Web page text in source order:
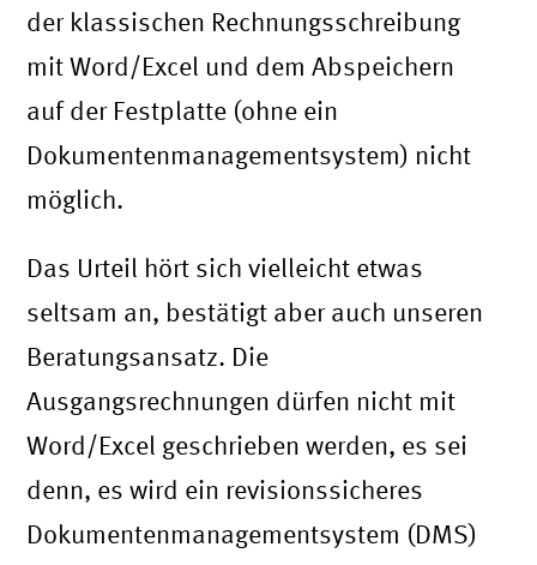
der klassischen Rechnungsschreibung
mit Word/Excel und dem Abspeichern
auf der Festplatte (ohne ein
Dokumentenmanagementsystem) nicht
möglich.
Das Urteil hört sich vielleicht etwas
seltsam an, bestätigt aber auch unseren
Beratungsansatz. Die
Ausgangsrechnungen dürfen nicht mit
Word/Excel geschrieben werden, es sei
denn, es wird ein revisionssicheres
Dokumentenmanagementsystem (DMS)